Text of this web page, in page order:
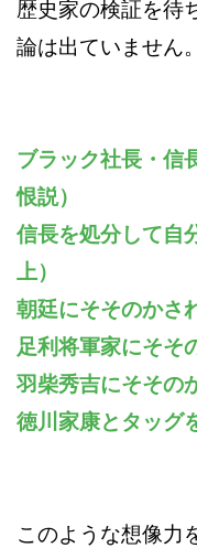
歴史家の検証を待
論は出ていません。
ブラック社長・信
恨説）
信長を処分して自
上）
朝廷にそそのかさ
足利将軍家にそそ
羽柴秀吉にそその
徳川家康とタッグ
このような想像力